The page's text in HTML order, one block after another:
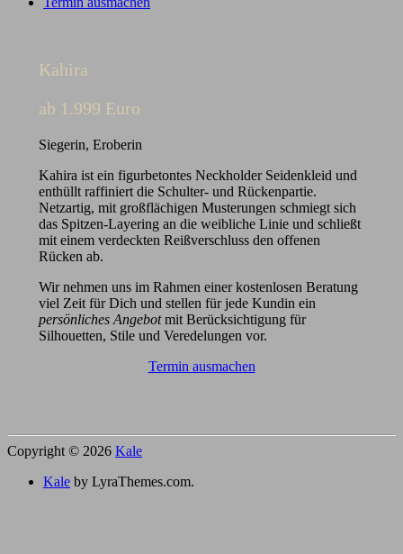
Kahira
ab 1.999 Euro
Siegerin, Eroberin
Kahira ist ein figurbetontes Neckholder Seidenkleid und
enthüllt raffiniert die Schulter- und Rückenpartie.
Netzartig, mit großflächigen Musterungen schmiegt sich
das Spitzen-Layering an die weibliche Linie und schließt
mit einem verdeckten Reißverschluss den offenen
Rücken ab.
Wir nehmen uns im Rahmen einer kostenlosen Beratung
viel Zeit für Dich und stellen für jede Kundin ein
persönliches Angebotmit Berücksichtigung für
Silhouetten, Stile und Veredelungen vor.
Termin ausmachen
Copyright © 2026 Kale
Kale by LyraThemes.com.